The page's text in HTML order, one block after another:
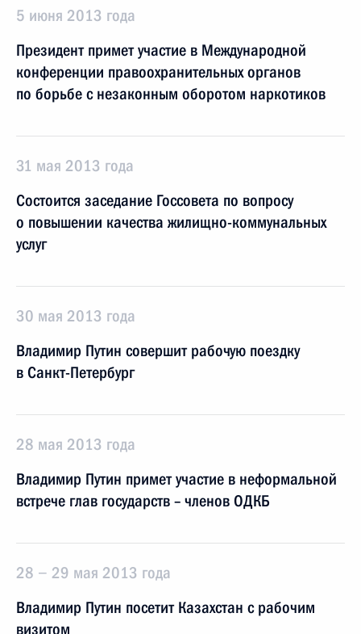
5 июня 2013 года
Президент примет участие в Международной
конференции правоохранительных органов
по борьбе с незаконным оборотом наркотиков
31 мая 2013 года
Состоится заседание Госсовета по вопросу
о повышении качества жилищно-коммунальных
услуг
30 мая 2013 года
Владимир Путин совершит рабочую поездку
в Санкт-Петербург
28 мая 2013 года
Владимир Путин примет участие в неформальной
встрече глав государств – членов ОДКБ
28 − 29 мая 2013 года
Владимир Путин посетит Казахстан с рабочим
визитом